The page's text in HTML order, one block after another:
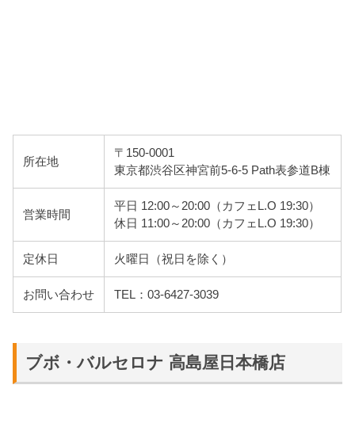
所在地
〒150-0001
東京都渋谷区神宮前5-6-5 Path表参道B棟
営業時間
平日 12:00～20:00（カフェL.O 19:30）
休日 11:00～20:00（カフェL.O 19:30）
定休日 火曜日（祝日を除く）
お問い合わせ TEL：03-6427-3039
ブボ・バルセロナ 高島屋日本橋店